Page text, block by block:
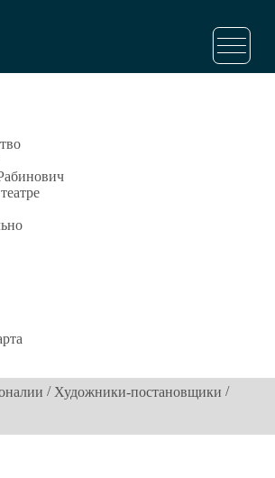
/ Художники-постановщики /